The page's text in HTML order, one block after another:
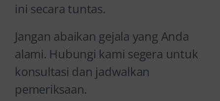
ini secara tuntas.
Jangan abaikan gejala yang Anda
alami. Hubungi kami segera untuk
konsultasi dan jadwalkan
pemeriksaan.